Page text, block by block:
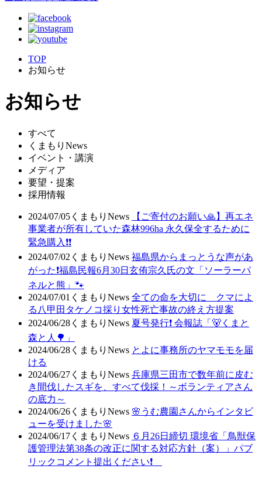
TOP
お知らせ
お知らせ
すべて
くまもりNews
イベント・講演
メディア
要望・提案
採用情報
2024/07/05 くまもりNews
【ご寄付のお願い🙏】再エネ
事業者が所有していた森林996ha 永久保全するために
緊急購入❗❗
2024/07/02 くまもりNews 福島県からまっとうな声があ
がった❗福島民報6月30日玄侑宗久氏の文「ソーラーパ
ネルと熊」🐾
2024/07/01 くまもりNews 全ての命を大切に クマによ
る八甲田タケノコ採り女性死亡事故の終え方提案
2024/06/28 くまもりNews 夏号発行❗️ 会報誌「🐻くまと
森と人🌳」
2024/06/28 くまもりNews とよに事務所のヤマモモを届
ける
2024/06/27 くまもりNews 兵庫県三田市で数年前に皮む
き間伐したスギを、すべて伐採！～ボランティアさん
の底力～
2024/06/26 くまもりNews 🌸うむ農園さんからインタビ
ューを受けました🌸
2024/06/17 くまもりNews ６月26日締切 環境省「鳥獣保
護管理法第38条の改正に関する対応方針（案）」パブ
リックコメント提出ください❗